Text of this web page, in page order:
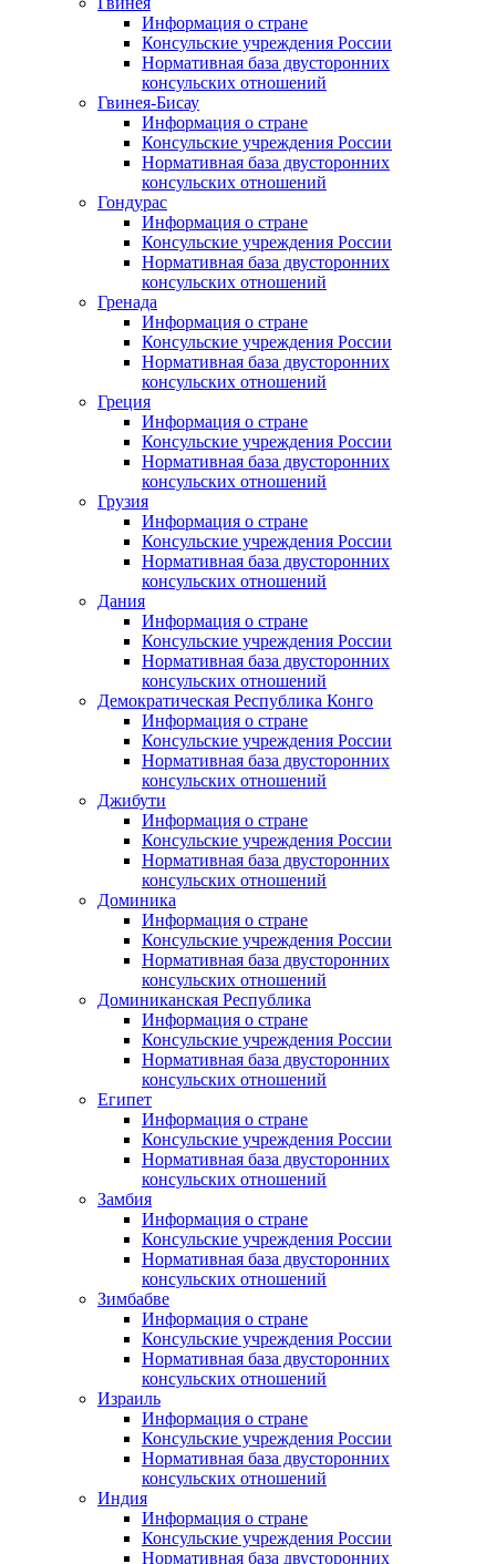
Информация о стране
Консульские учреждения России
Нормативная база двусторонних
консульских отношений
Гвинея-Бисау
Информация о стране
Консульские учреждения России
Нормативная база двусторонних
консульских отношений
Гондурас
Информация о стране
Консульские учреждения России
Нормативная база двусторонних
консульских отношений
Гренада
Информация о стране
Консульские учреждения России
Нормативная база двусторонних
консульских отношений
Греция
Информация о стране
Консульские учреждения России
Нормативная база двусторонних
консульских отношений
Грузия
Информация о стране
Консульские учреждения России
Нормативная база двусторонних
консульских отношений
Дания
Информация о стране
Консульские учреждения России
Нормативная база двусторонних
консульских отношений
Демократическая Республика Конго
Информация о стране
Консульские учреждения России
Нормативная база двусторонних
консульских отношений
Джибути
Информация о стране
Консульские учреждения России
Нормативная база двусторонних
консульских отношений
Доминика
Информация о стране
Консульские учреждения России
Нормативная база двусторонних
консульских отношений
Доминиканская Республика
Информация о стране
Консульские учреждения России
Нормативная база двусторонних
консульских отношений
Египет
Информация о стране
Консульские учреждения России
Нормативная база двусторонних
консульских отношений
Замбия
Информация о стране
Консульские учреждения России
Нормативная база двусторонних
консульских отношений
Зимбабве
Информация о стране
Консульские учреждения России
Нормативная база двусторонних
консульских отношений
Израиль
Информация о стране
Консульские учреждения России
Нормативная база двусторонних
консульских отношений
Индия
Информация о стране
Консульские учреждения России
Нормативная база двусторонних